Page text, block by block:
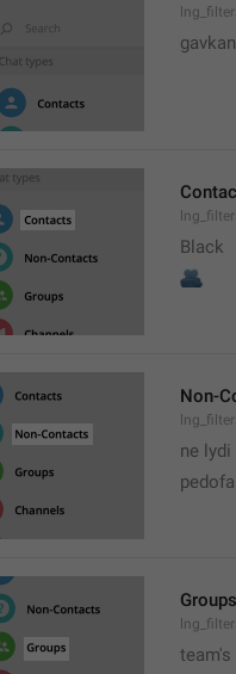
Black
🫂
Non-
ne lydi
Groups
team's